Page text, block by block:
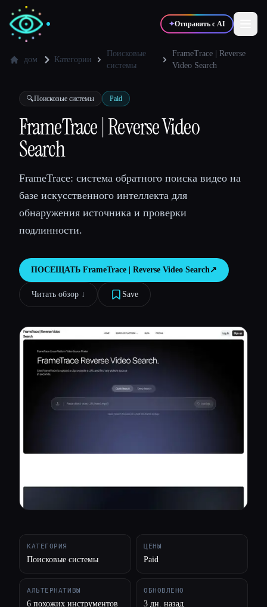
✦Отправить с AI
💻Разработчики 📈 Маркетологи
Блог
Сравнить инструменты
Все категории
дом Категории
Поисковые
системы
FrameTrace | Reverse
Video Search
🔍Поисковые системы Paid
FrameTrace | Reverse Video
Search
FrameTrace: система обратного поиска видео на
базе искусственного интеллекта для
обнаружения источника и проверки
подлинности.
ПОСЕЩАТЬ FrameTrace | Reverse Video Search↗︎
Читать обзор ↓︎ Save
КАТЕГОРИЯ
Поисковые системы
ЦЕНЫ
Paid
АЛЬТЕРНАТИВЫ
6 похожих инструментов
ОБНОВЛЕНО
3 дн. назад